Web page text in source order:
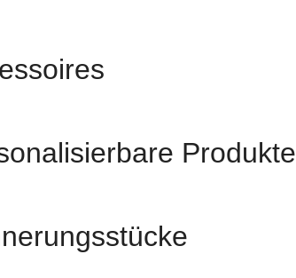
Produkte